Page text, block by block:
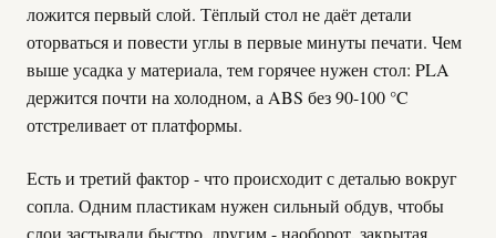
ложится первый слой. Тёплый стол не даёт детали
оторваться и повести углы в первые минуты печати. Чем
выше усадка у материала, тем горячее нужен стол: PLA
держится почти на холодном, а ABS без 90-100 °C
отстреливает от платформы.
Есть и третий фактор - что происходит с деталью вокруг
сопла. Одним пластикам нужен сильный обдув, чтобы
слои застывали быстро, другим - наоборот, закрытая